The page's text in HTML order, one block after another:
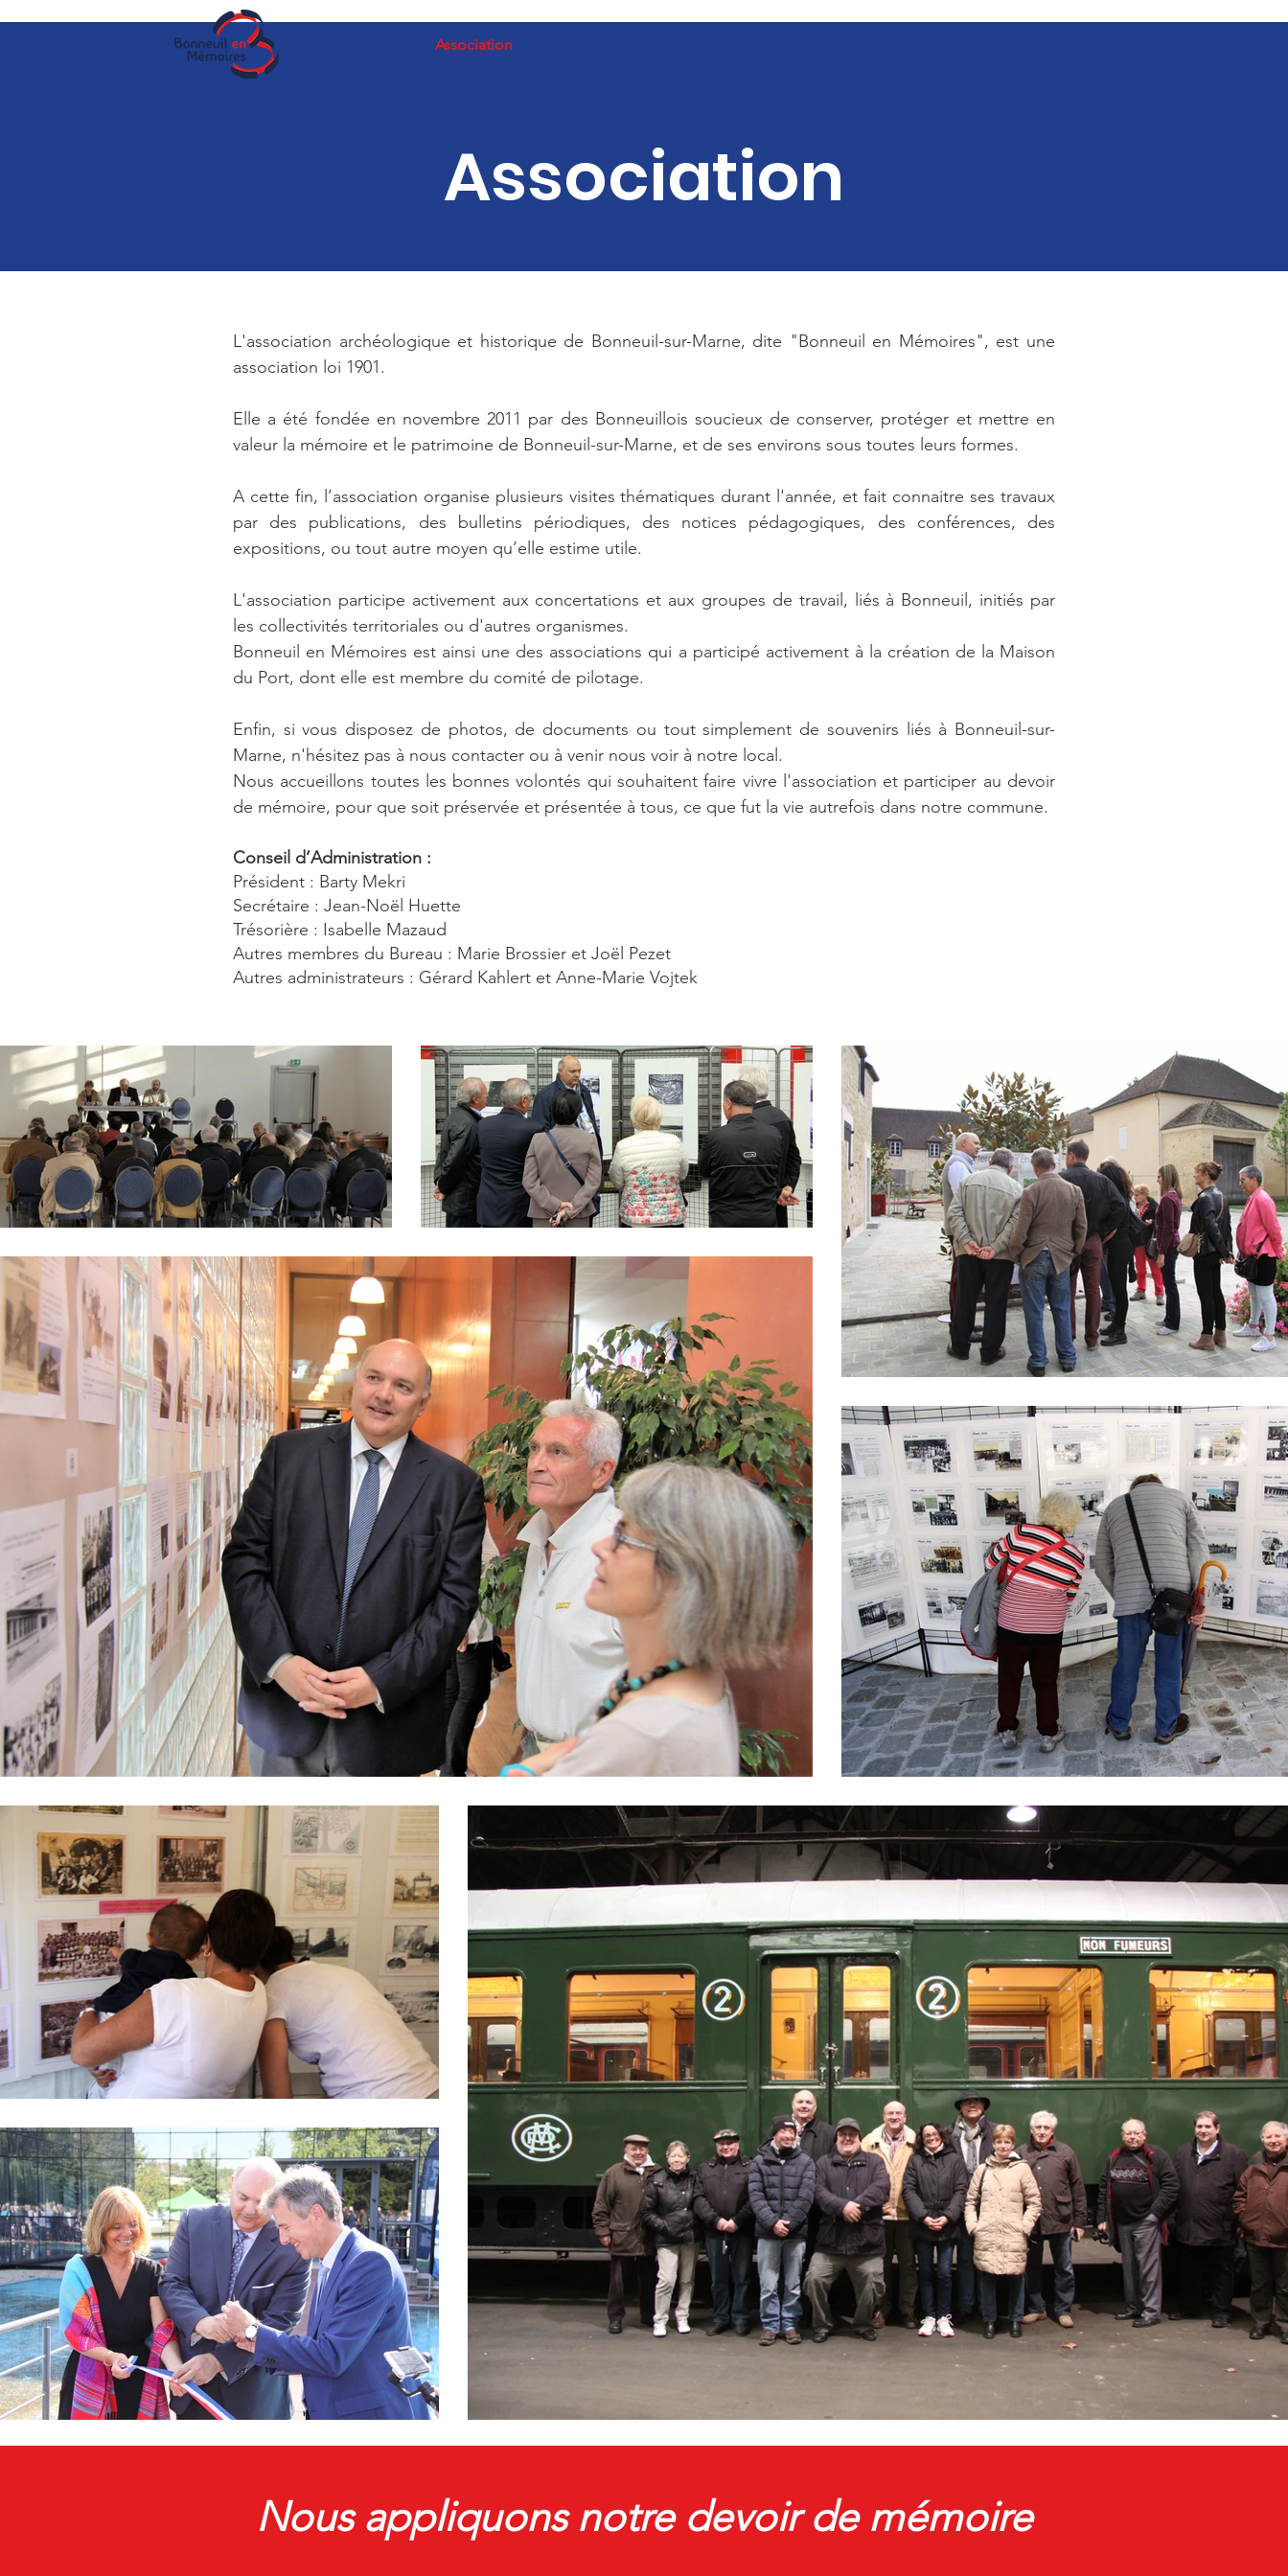
Association
Association
L'association archéologique et historique de Bonneuil-sur-Marne, dite "Bonneuil en Mémoires", est une
association loi 1901.
Elle a été fondée en novembre 2011 par des Bonneuillois soucieux de conserver, protéger et mettre en
valeur la mémoire et le patrimoine de Bonneuil-sur-Marne, et de ses environs sous toutes leurs formes.
A cette fin, l’association organise plusieurs visites thématiques durant l'année, et fait connaitre ses travaux
par des publications, des bulletins périodiques, des notices pédagogiques, des conférences, des
expositions, ou tout autre moyen qu’elle estime utile.
L'association participe activement aux concertations et aux groupes de travail, liés à Bonneuil, initiés par
les collectivités territoriales ou d'autres organismes.
Bonneuil en Mémoires est ainsi une des associations qui a participé activement à la création de la Maison
du Port, dont elle est membre du comité de pilotage.
Enfin, si vous disposez de photos, de documents ou tout simplement de souvenirs liés à Bonneuil-sur-
Marne, n'hésitez pas à nous contacter ou à venir nous voir à notre local.
Nous accueillons toutes les bonnes volontés qui souhaitent faire vivre l'association et participer au devoir
de mémoire, pour que soit préservée et présentée à tous, ce que fut la vie autrefois dans notre commune.
Conseil d’Administration :
Président : Barty Mekri
Secrétaire : Jean-Noël Huette
Trésorière : Isabelle Mazaud
Autres membres du Bureau : Marie Brossier et Joël Pezet
Autres administrateurs : Gérard Kahlert et Anne-Marie Vojtek
Nous appliquons notre devoir de mémoire